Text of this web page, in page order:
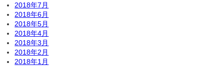
2018年7月
2018年6月
2018年5月
2018年4月
2018年3月
2018年2月
2018年1月